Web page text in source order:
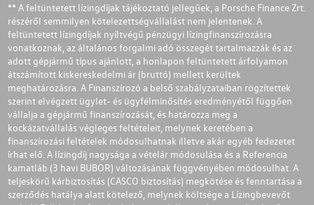
** A feltüntetett lízingdíjak tájékoztató jellegűek, a Porsche Finance Zrt.
részéről semmilyen kötelezettségvállalást nem jelentenek. A
feltüntetett lízingdíjak nyíltvégű pénzügyi lízingfinanszírozásra
vonatkoznak, az általános forgalmi adó összegét tartalmazzák és az
adott gépjármű típus ajánlott, a honlapon feltüntetett árfolyamon
átszámított kiskereskedelmi ár (bruttó) mellett kerültek
meghatározásra. A Finanszírozó a belső szabályzataiban rögzítettek
szerint elvégzett ügylet- és ügyfélminősítés eredményétől függően
vállalja a gépjármű finanszírozását, és határozza meg a
kockázatvállalás végleges feltételeit, melynek keretében a
finanszírozási feltételek módosulhatnak illetve akár egyéb fedezetet
írhat elő. A lízingdíj nagysága a vételár módosulása és a Referencia
kamatláb (3 havi BUBOR) változásának függvényében módosulhat. A
teljeskörű kárbiztosítás (CASCO biztosítás) megkötése és fenntartása a
szerződés hatálya alatt kötelező, melynek költsége a Lízingbevevőt